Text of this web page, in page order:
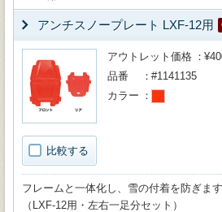
アンチスノープレート LXF-12用
比較する
アウトレット価格
品番
#1141135
カラー
フレームと一体化し、雪の付着を防ぎま
（LXF-12用・左右一足分セット）